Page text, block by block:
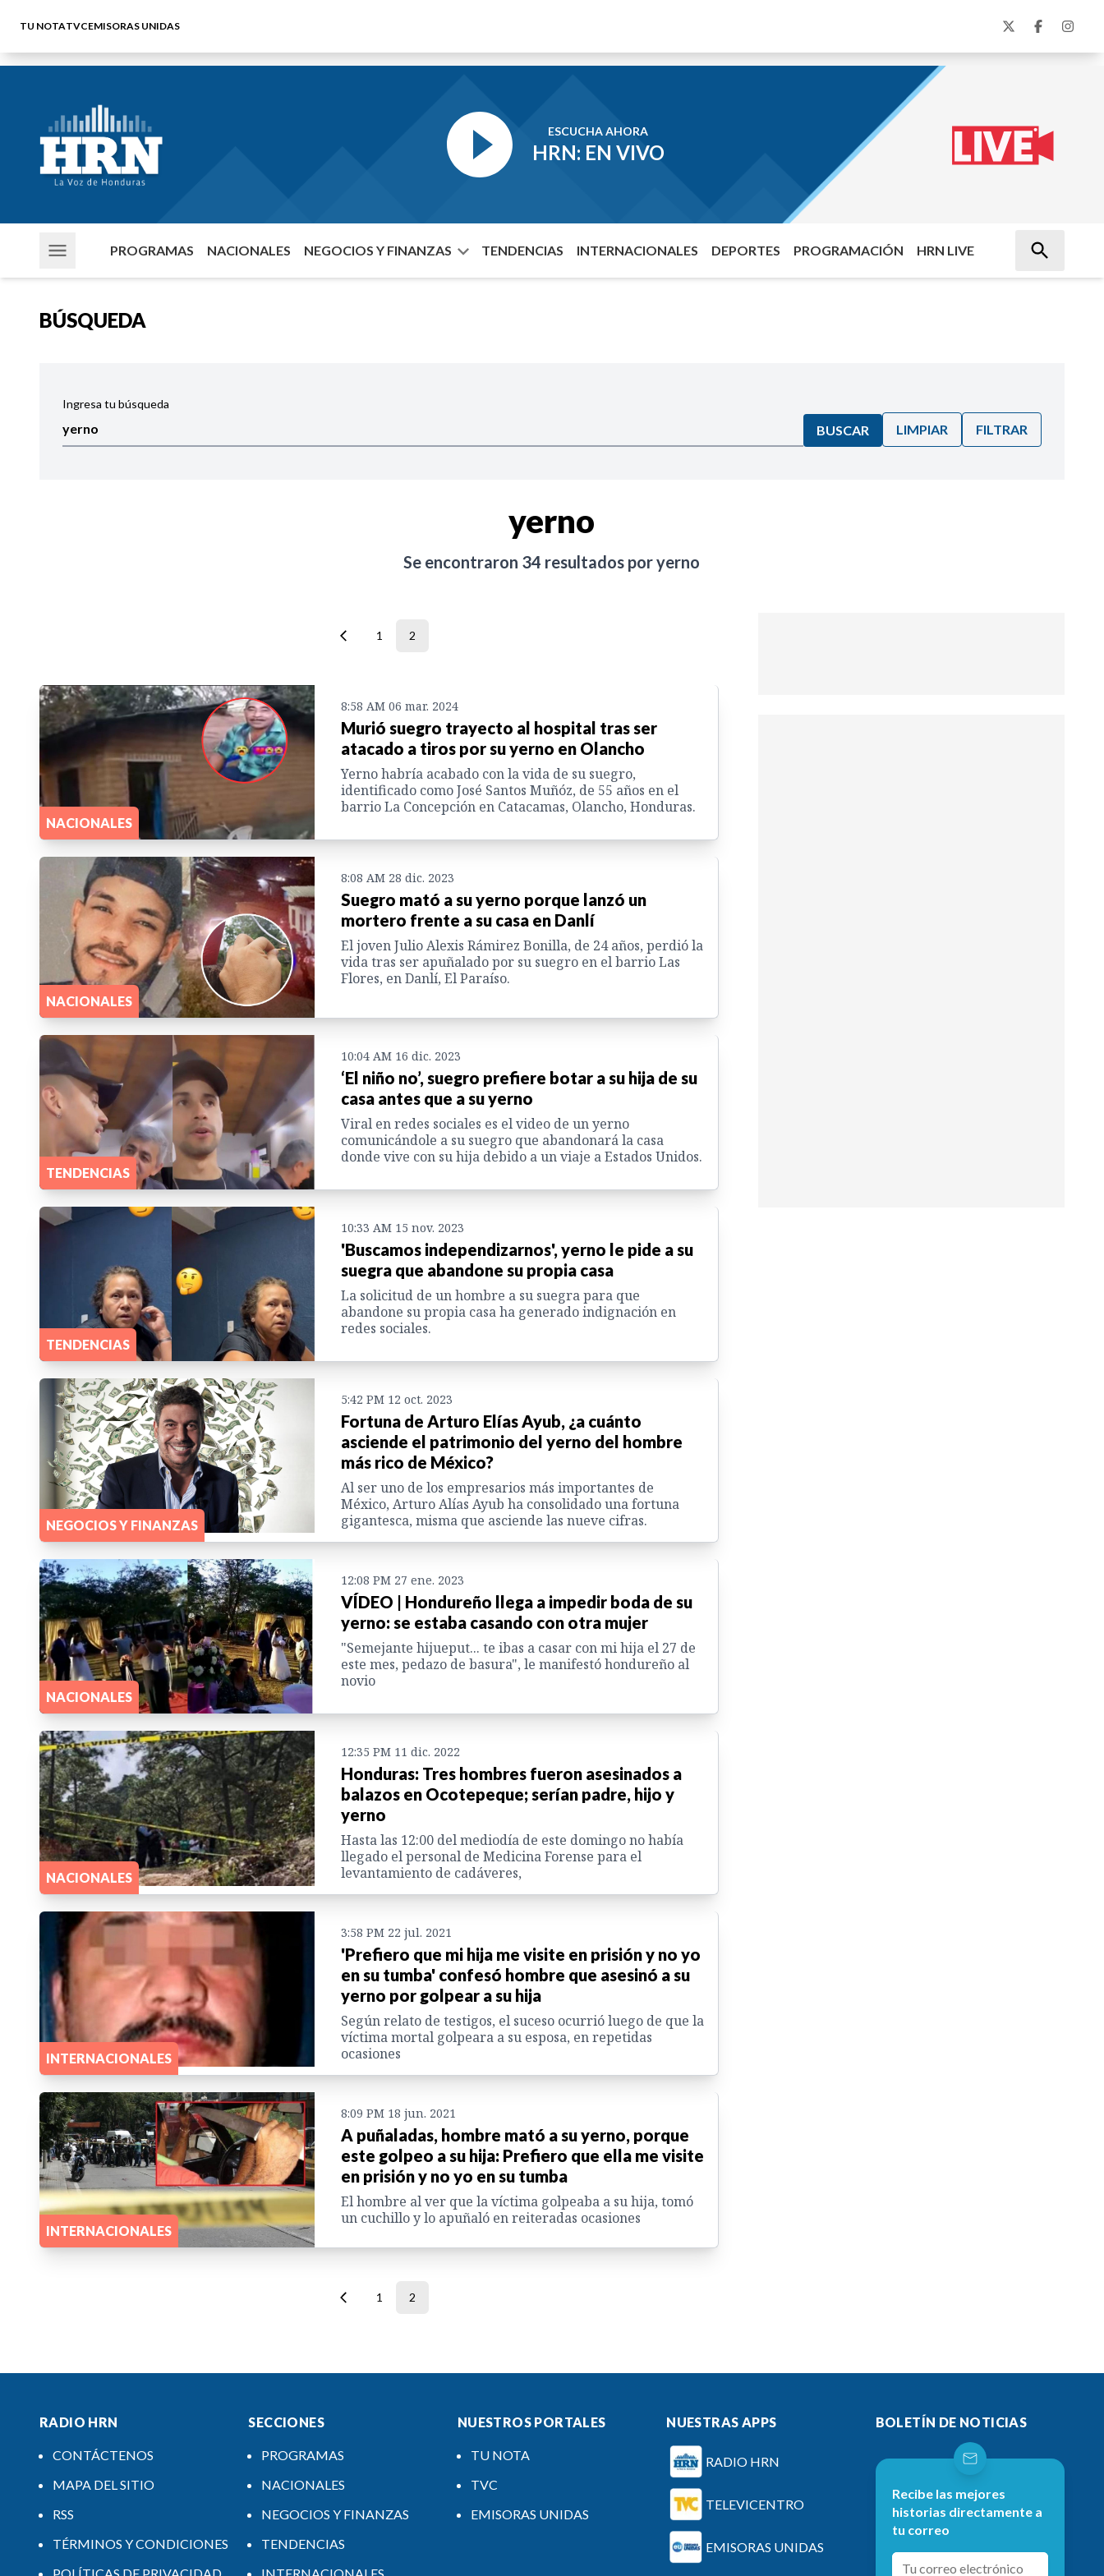
TU NOTATVCEMISORAS UNIDAS
ESCUCHA AHORA
HRN: EN VIVO
PROGRAMAS NACIONALES NEGOCIOS Y FINANZAS TENDENCIAS INTERNACIONALES DEPORTES PROGRAMACIÓN HRN LIVE
BÚSQUEDA
Ingresa tu búsqueda
BUSCAR LIMPIAR FILTRAR
yerno
Se encontraron 34 resultados poryerno
1 2
NACIONALES
8:58 AM 06 mar. 2024
Murió suegro trayecto al hospital tras ser
atacado a tiros por su yerno en Olancho
Yerno habría acabado con la vida de su suegro,
identificado como José Santos Muñóz, de 55 años en el
barrio La Concepción en Catacamas, Olancho, Honduras.
NACIONALES
8:08 AM 28 dic. 2023
Suegro mató a su yerno porque lanzó un
mortero frente a su casa en Danlí
El joven Julio Alexis Rámirez Bonilla, de 24 años, perdió la
vida tras ser apuñalado por su suegro en el barrio Las
Flores, en Danlí, El Paraíso.
TENDENCIAS
10:04 AM 16 dic. 2023
‘El niño no’, suegro prefiere botar a su hija de su
casa antes que a su yerno
Viral en redes sociales es el video de un yerno
comunicándole a su suegro que abandonará la casa
donde vive con su hija debido a un viaje a Estados Unidos.
TENDENCIAS
10:33 AM 15 nov. 2023
'Buscamos independizarnos', yerno le pide a su
suegra que abandone su propia casa
La solicitud de un hombre a su suegra para que
abandone su propia casa ha generado indignación en
redes sociales.
NEGOCIOS Y FINANZAS
5:42 PM 12 oct. 2023
Fortuna de Arturo Elías Ayub, ¿a cuánto
asciende el patrimonio del yerno del hombre
más rico de México?
Al ser uno de los empresarios más importantes de
México, Arturo Alías Ayub ha consolidado una fortuna
gigantesca, misma que asciende las nueve cifras.
NACIONALES
12:08 PM 27 ene. 2023
VÍDEO | Hondureño llega a impedir boda de su
yerno: se estaba casando con otra mujer
"Semejante hijueput... te ibas a casar con mi hija el 27 de
este mes, pedazo de basura", le manifestó hondureño al
novio
NACIONALES
12:35 PM 11 dic. 2022
Honduras: Tres hombres fueron asesinados a
balazos en Ocotepeque; serían padre, hijo y
yerno
Hasta las 12:00 del mediodía de este domingo no había
llegado el personal de Medicina Forense para el
levantamiento de cadáveres,
INTERNACIONALES
3:58 PM 22 jul. 2021
'Prefiero que mi hija me visite en prisión y no yo
en su tumba' confesó hombre que asesinó a su
yerno por golpear a su hija
Según relato de testigos, el suceso ocurrió luego de que la
víctima mortal golpeara a su esposa, en repetidas
ocasiones
INTERNACIONALES
8:09 PM 18 jun. 2021
A puñaladas, hombre mató a su yerno, porque
este golpeo a su hija: Prefiero que ella me visite
en prisión y no yo en su tumba
El hombre al ver que la víctima golpeaba a su hija, tomó
un cuchillo y lo apuñaló en reiteradas ocasiones
1 2
RADIO HRN
CONTÁCTENOS
MAPA DEL SITIO
RSS
TÉRMINOS Y CONDICIONES
POLÍTICAS DE PRIVACIDAD
SECCIONES
PROGRAMAS
NACIONALES
NEGOCIOS Y FINANZAS
TENDENCIAS
INTERNACIONALES
NUESTROS PORTALES
TU NOTA
TVC
EMISORAS UNIDAS
NUESTRAS APPS
RADIO HRN
TELEVICENTRO
EMISORAS UNIDAS
BOLETÍN DE NOTICIAS
Recibe las mejores
historias directamente a
tu correo